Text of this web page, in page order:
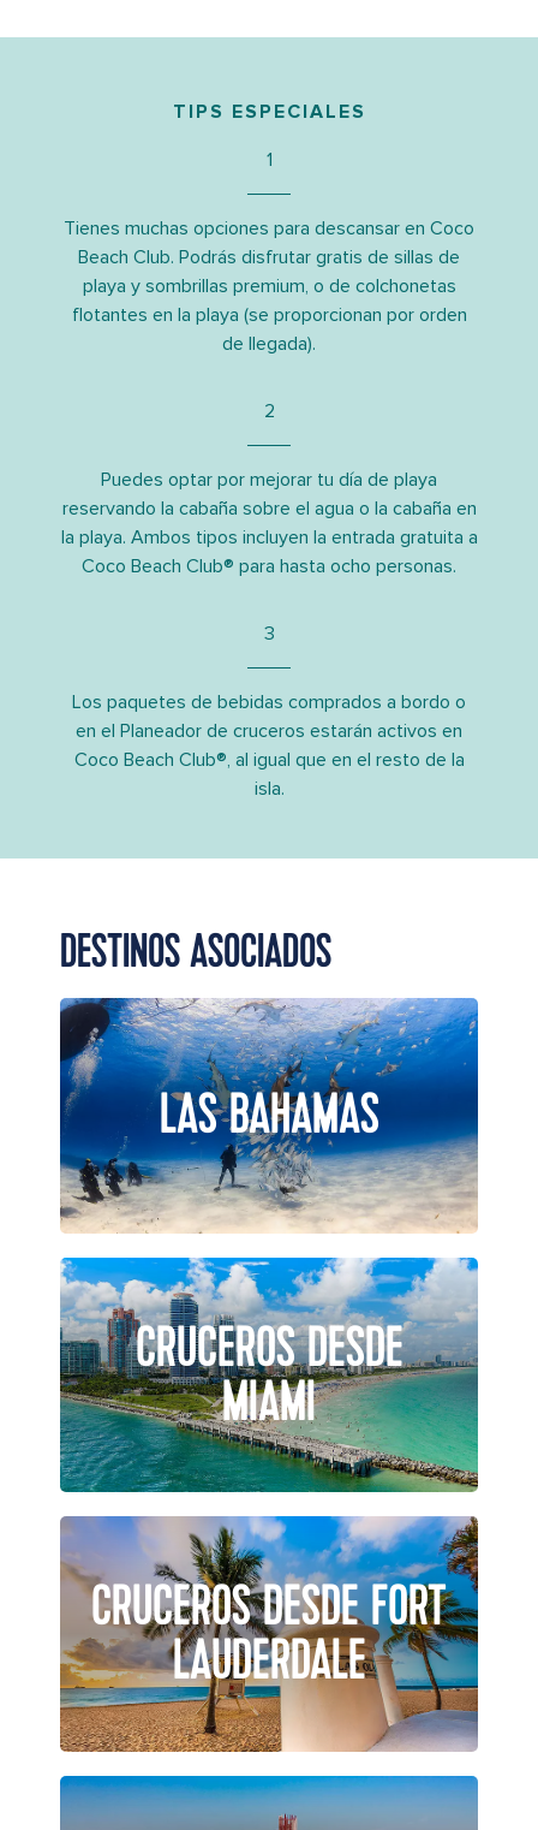
TIPS ESPECIALES
1
Tienes muchas opciones para descansar en Coco
Beach Club. Podrás disfrutar gratis de sillas de
playa y sombrillas premium, o de colchonetas
flotantes en la playa (se proporcionan por orden
de llegada).
2
Puedes optar por mejorar tu día de playa
reservando la cabaña sobre el agua o la cabaña en
la playa. Ambos tipos incluyen la entrada gratuita a
Coco Beach Club® para hasta ocho personas.
3
Los paquetes de bebidas comprados a bordo o
en el Planeador de cruceros estarán activos en
Coco Beach Club®, al igual que en el resto de la
isla.
DESTINOS ASOCIADOS
LAS BAHAMAS
CRUCEROS DESDE
MIAMI
CRUCEROS DESDE FORT
LAUDERDALE